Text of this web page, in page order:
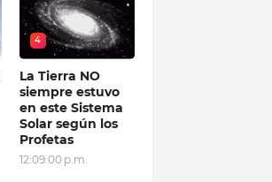
4
La Tierra NO
siempre estuvo
en este Sistema
Solar según los
Profetas
12:09:00 p.m.